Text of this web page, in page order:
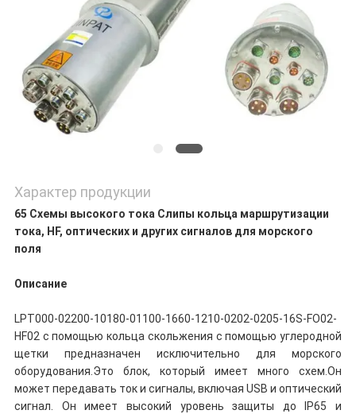
Характер продукции
65 Схемы высокого тока Слипы кольца маршрутизации
тока, HF, оптических и других сигналов для морского
поля
Описание
LPT000-02200-10180-01100-1660-1210-0202-0205-16S-FO02-
HF02 с помощью кольца скольжения с помощью углеродной
щетки предназначен исключительно для морского
оборудования.Это блок, который имеет много схем.Он
может передавать ток и сигналы, включая USB и оптический
сигнал. Он имеет высокий уровень защиты до IP65 и